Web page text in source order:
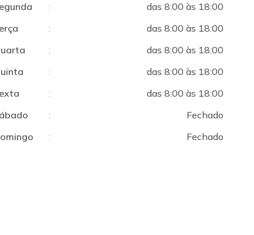
:
das 8:00 às 18:00
:
das 8:00 às 18:00
:
das 8:00 às 18:00
:
das 8:00 às 18:00
:
das 8:00 às 18:00
:
Fechado
: Fechado